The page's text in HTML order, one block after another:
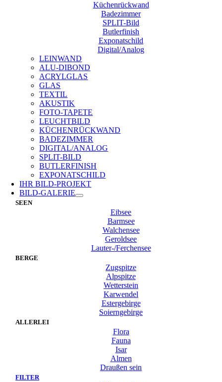
Küchenrückwand
Badezimmer
SPLIT-Bild
Butlerfinish
Exponatschild
Digital/Analog
LEINWAND
ALU-DIBOND
ACRYLGLAS
GLAS
TEXTIL
AKUSTIK
FOTO-TAPETE
LEUCHTBILD
KÜCHENRÜCKWAND
BADEZIMMER
DIGITAL/ANALOG
SPLIT-BILD
BUTLERFINISH
EXPONATSCHILD
IHR BILD-PROJEKT
BILD-GALERIE
SEEN
Eibsee
Barmsee
Walchensee
Geroldsee
Lauter-/Ferchensee
BERGE
Zugspitze
Alpspitze
Wetterstein
Karwendel
Estergebirge
Soierngebirge
ALLERLEI
Flora
Fauna
Isar
Almen
Draußen sein
FILTER